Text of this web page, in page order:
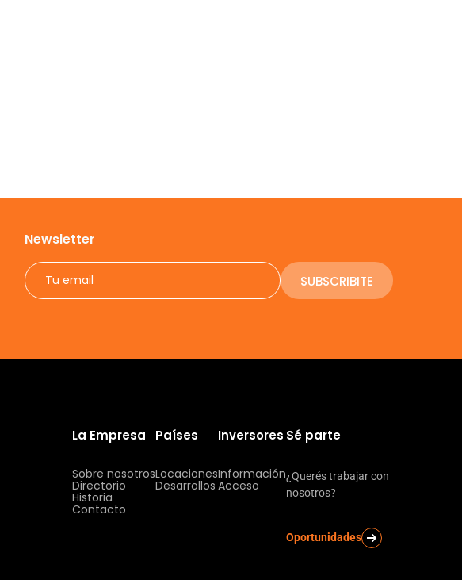
Newsletter
SUBSCRIBITE
La Empresa
Sobre nosotros
Directorio
Historia
Contacto
Países
Locaciones
Desarrollos
Inversores
Información
Acceso
Sé parte
¿Querés trabajar con
nosotros?
Oportunidades